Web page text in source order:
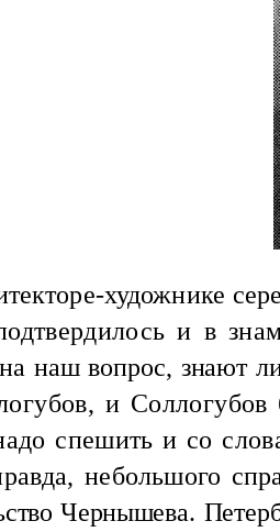
художнике
и в зна
наш вопрос, знают
и
спешить и со
небольшого
Чернышева.